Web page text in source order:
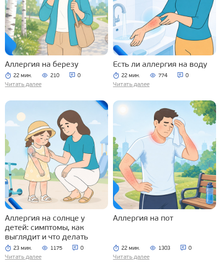
Аллергия на березу
22 мин. 210 0
Читать далее
Есть ли аллергия на воду
22 мин. 774 0
Читать далее
Аллергия на солнце у
детей: симптомы, как
выглядит и что делать
23 мин. 1175 0
Читать далее
Аллергия на пот
22 мин. 1303 0
Читать далее